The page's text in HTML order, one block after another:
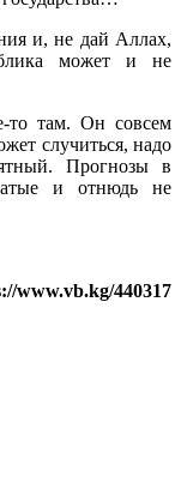
и, не дай Аллах,
может и не
то там. Он совсем
случиться, надо
Прогнозы в
и отнюдь не
www.vb.kg/440317